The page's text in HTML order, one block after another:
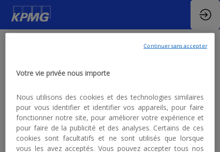
FAQ
Vous avez une question ? Nous sommes là pour
vous aider !
Si vous ne trouvez pas votre réponse ci-
dessous,
veuillez contacter les organisateurs de
Votre vie privée nous importe
Nous utilisons des cookies et des technologies similaires
pour vous identifier et identifier vos appareils, pour faire
fonctionner notre site, pour améliorer votre expérience et
pour faire de la publicité et des analyses. Certains de ces
cookies sont facultatifs et ne sont utilisés que lorsque
vous les avez acceptés. Vous pouvez accepter tous nos
Continuer sans accepter